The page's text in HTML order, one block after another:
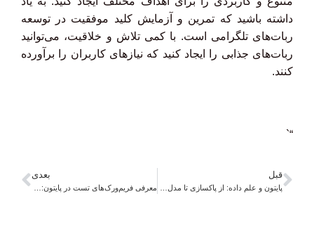
داشته باشید که تمرین و آزمایش کلید موفقیت در توسعه
ربات‌های تلگرامی است. با کمی تلاش و خلاقیت، می‌توانید
ربات‌های جذابی را ایجاد کنید که نیازهای کاربران را برآورده
کنند.
“`
قبل بعدی